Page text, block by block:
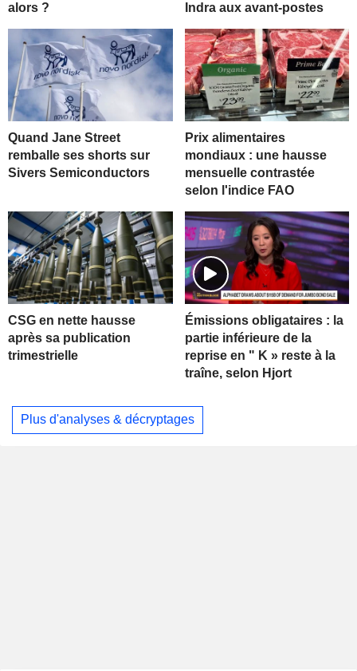
alors ? Indra aux avant-postes
Quand Jane Street
remballe ses shorts sur
Sivers Semiconductors
Prix alimentaires
mondiaux : une hausse
mensuelle contrastée
selon l'indice FAO
CSG en nette hausse
après sa publication
trimestrielle
Émissions obligataires : la
partie inférieure de la
reprise en " K » reste à la
traîne, selon Hjort
Plus d'analyses & décryptages